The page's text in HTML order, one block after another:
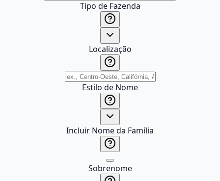
Tipo de Fazenda
Localização
Estilo de Nome
Incluir Nome da Família
Sobrenome